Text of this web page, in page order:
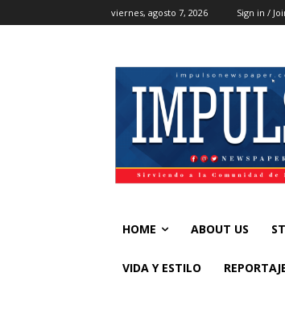
viernes, agosto 7, 2026 Sign in /
HOME ABOUT US
VIDA Y ESTILO